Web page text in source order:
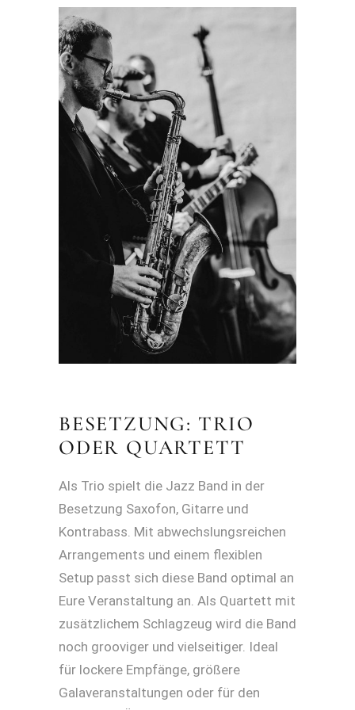
BESETZUNG: TRIO
ODER QUARTETT
Als Trio spielt die Jazz Band in der
Besetzung Saxofon, Gitarre und
Kontrabass. Mit abwechslungsreichen
Arrangements und einem flexiblen
Setup passt sich diese Band optimal an
Eure Veranstaltung an. Als Quartett mit
zusätzlichem Schlagzeug wird die Band
noch grooviger und vielseitiger. Ideal
für lockere Empfänge, größere
Galaveranstaltungen oder für den